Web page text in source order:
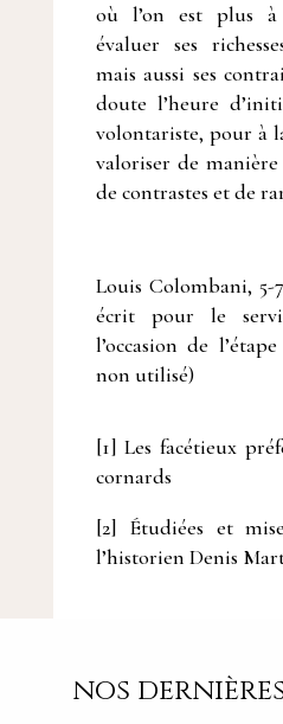
où l’on est plus
évaluer ses
mais aussi ses
doute l’heure
volontariste, pour à
valoriser de
de contrastes et de
Louis Colombani, 5-
écrit pour le
l’occasion de
non utilisé)
[1] Les facétieux
cornards
[2] Étudiées et
l’historien Denis
nos